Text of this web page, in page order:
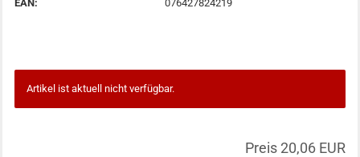
EAN:
076427824219
Artikel ist aktuell nicht verfügbar.
Preis 20,06 EUR